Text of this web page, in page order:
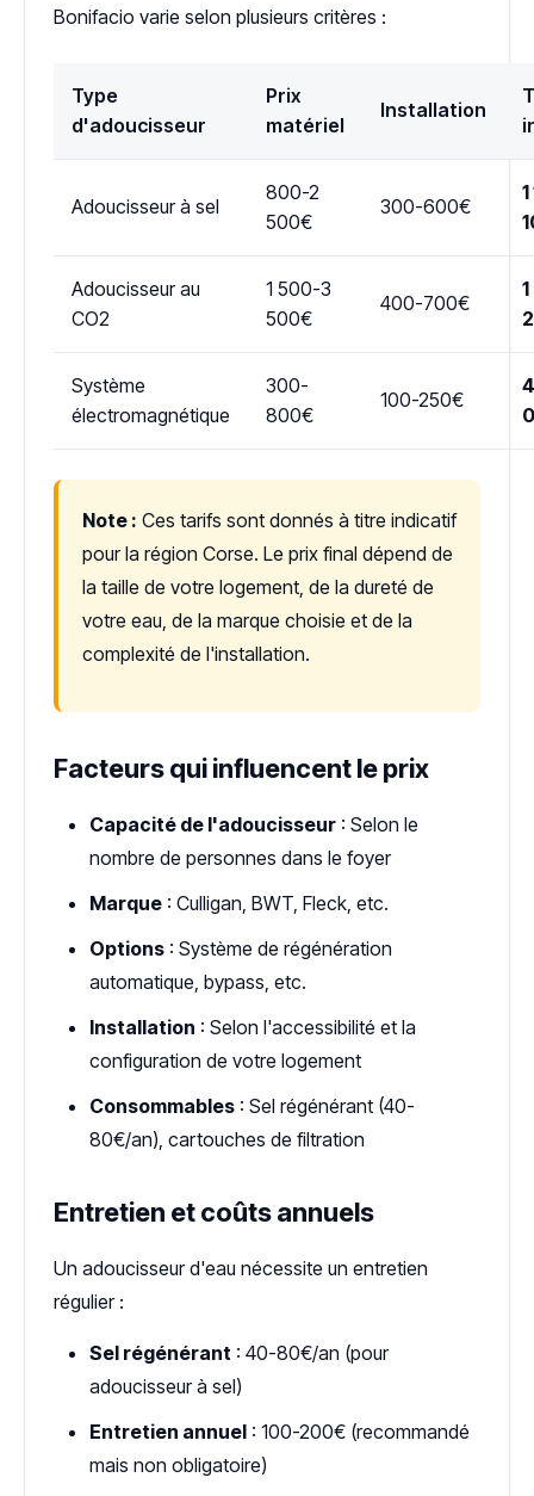
Bonifacio varie selon plusieurs critères :
Type
d'adoucisseur
Prix
matériel
Installation
Adoucisseur à sel
800-2
500€
300-600€
Adoucisseur au
CO2
1 500-3
500€
400-700€
Système
électromagnétique
300-
800€
100-250€
Note : Ces tarifs sont donnés à titre indicatif
pour la région Corse. Le prix final dépend de
la taille de votre logement, de la dureté de
votre eau, de la marque choisie et de la
complexité de l'installation.
Facteurs qui influencent le prix
Capacité de l'adoucisseur : Selon le
nombre de personnes dans le foyer
Marque : Culligan, BWT, Fleck, etc.
Options : Système de régénération
automatique, bypass, etc.
Installation : Selon l'accessibilité et la
configuration de votre logement
Consommables : Sel régénérant (40-
80€/an), cartouches de filtration
Entretien et coûts annuels
Un adoucisseur d'eau nécessite un entretien
régulier :
Sel régénérant : 40-80€/an (pour
adoucisseur à sel)
Entretien annuel : 100-200€ (recommandé
mais non obligatoire)